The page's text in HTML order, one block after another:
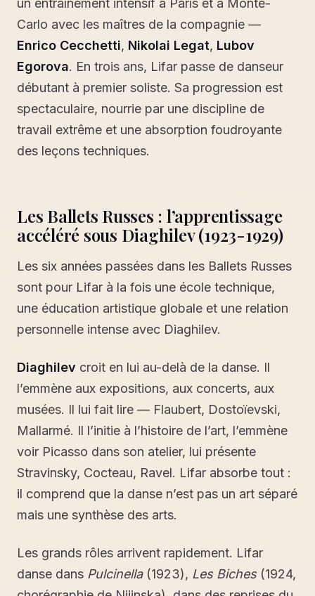
un entraînement intensif à Paris et à Monte-
Carlo avec les maîtres de la compagnie —
Enrico Cecchetti, Nikolai Legat, Lubov
Egorova. En trois ans, Lifar passe de danseur
débutant à premier soliste. Sa progression est
spectaculaire, nourrie par une discipline de
travail extrême et une absorption foudroyante
des leçons techniques.
Les Ballets Russes : l’apprentissage
accéléré sous Diaghilev (1923-1929)
Les six années passées dans les Ballets Russes
sont pour Lifar à la fois une école technique,
une éducation artistique globale et une relation
personnelle intense avec Diaghilev.
Diaghilev croit en lui au-delà de la danse. Il
l’emmène aux expositions, aux concerts, aux
musées. Il lui fait lire — Flaubert, Dostoïevski,
Mallarmé. Il l’initie à l’histoire de l’art, l’emmène
voir Picasso dans son atelier, lui présente
Stravinsky, Cocteau, Ravel. Lifar absorbe tout :
il comprend que la danse n’est pas un art séparé
mais une synthèse des arts.
Les grands rôles arrivent rapidement. Lifar
danse dans Pulcinella(1923), Les Biches(1924,